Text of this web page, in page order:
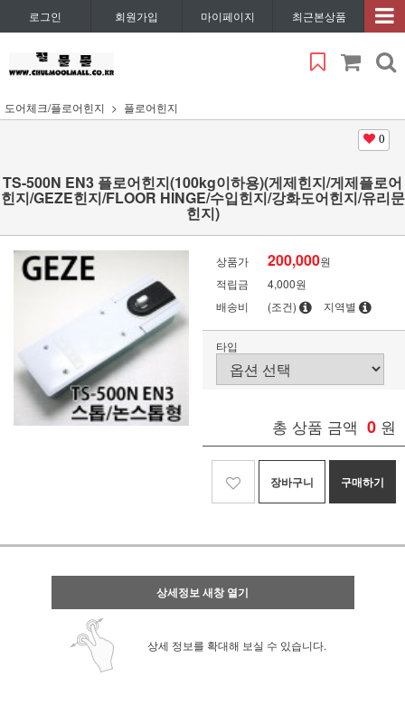
로그인 회원가입 마이페이지 최근본상품
도어체크/플로어힌지 플로어힌지
0
TS-500N EN3 플로어힌지(100kg이하용)(게제힌지/게제플로어
힌지/GEZE힌지/FLOOR HINGE/수입힌지/강화도어힌지/유리문
힌지)
상품가 200,000원
적립금
4,000원
배송비
(조건) 지역별
타입
총 상품 금액 0 원
장바구니 구매하기
상세정보 새창 열기
상세 정보를 확대해 보실 수 있습니다.